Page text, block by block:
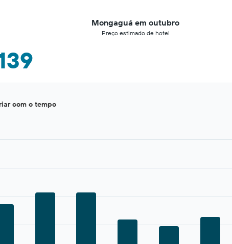
Mongaguá em outubro
Preço estimado de hotel
com o tempo